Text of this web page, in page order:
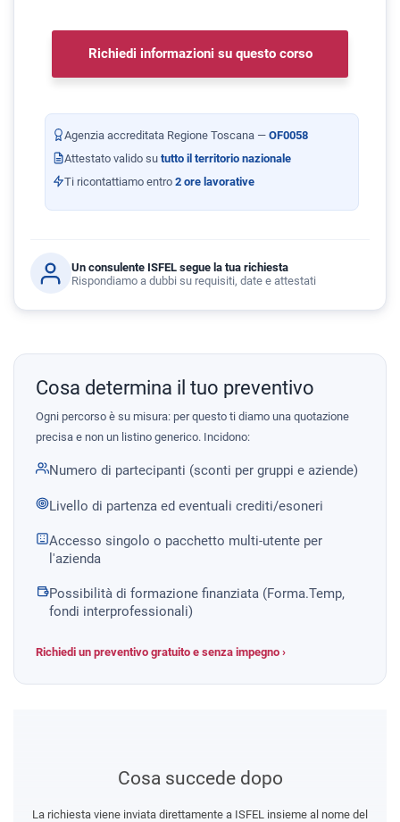
Richiedi informazioni su questo corso
Agenzia accreditata Regione Toscana — OF0058
Attestato valido su tutto il territorio nazionale
Ti ricontattiamo entro 2 ore lavorative
Un consulente ISFEL segue la tua richiesta
Rispondiamo a dubbi su requisiti, date e attestati
Cosa determina il tuo preventivo
Ogni percorso è su misura: per questo ti diamo una quotazione
precisa e non un listino generico. Incidono:
Numero di partecipanti (sconti per gruppi e aziende)
Livello di partenza ed eventuali crediti/esoneri
Accesso singolo o pacchetto multi-utente per
l'azienda
Possibilità di formazione finanziata (Forma.Temp,
fondi interprofessionali)
Richiedi un preventivo gratuito e senza impegno ›
Cosa succede dopo
La richiesta viene inviata direttamente a ISFEL insieme al nome del